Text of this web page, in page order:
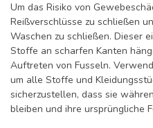
Um das Risiko von
Reißverschlüsse zu schließen
Waschen zu schließen. Dieser
Stoffe an scharfen Kanten
Auftreten von Fusseln.
um alle Stoffe und
sicherzustellen, dass sie
bleiben und ihre ursprüngliche